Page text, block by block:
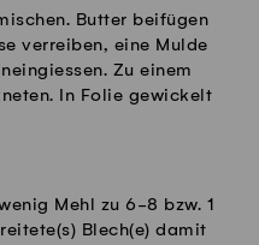
Butter beifügen
verreiben, eine Mulde
Zu einem
In Folie gewickelt
Mehl zu 6-8 bzw. 1
Blech(e) damit